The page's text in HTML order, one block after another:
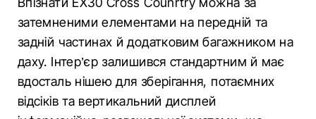
затемненими елементами на передній та
задній частинах й додатковим багажником на
даху. Інтер’єр залишився стандартним й має
вдосталь нішею для зберігання, потаємних
відсіків та вертикальний дисплей